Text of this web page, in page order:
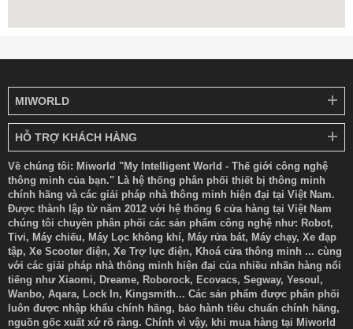
MIWORLD
HỖ TRỢ KHÁCH HÀNG
Về chúng tôi: Miworld "My Intelligent World - Thế giới công nghệ
thông minh của bạn." Là hệ thống phân phối thiết bị thông minh
chính hãng và các giải pháp nhà thông minh hiện đại tại Việt Nam.
Được thành lập từ năm 2012 với hệ thống 6 cửa hàng tại Việt Nam
chúng tôi chuyên phân phối các sản phẩm công nghệ như: Robot,
Tivi, Máy chiếu, Máy Lọc không khí, Máy rửa bát, Máy chạy, Xe đạp
tập, Xe Scooter điện, Xe Trợ lực điện, Khoá cửa thông minh ... cùng
với các giải pháp nhà thông minh hiện đại của nhiều nhãn hàng nổi
tiếng như Xiaomi, Dreame, Roborock, Ecovacs, Segway, Yesoul,
Wanbo, Aqara, Lock In, Kingsmith... Các sản phẩm được phân phối
luôn được nhập khẩu chính hãng, bảo hành tiêu chuẩn chính hãng,
nguồn gốc xuất xứ rõ ràng. Chính vì vậy, khi mua hàng tại Miworld